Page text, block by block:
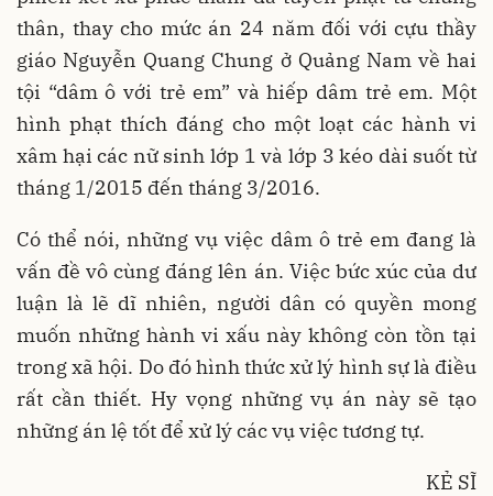
thân, thay cho mức án 24 năm đối với cựu thầy
giáo Nguyễn Quang Chung ở Quảng Nam về hai
tội “dâm ô với trẻ em” và hiếp dâm trẻ em. Một
hình phạt thích đáng cho một loạt các hành vi
xâm hại các nữ sinh lớp 1 và lớp 3 kéo dài suốt từ
tháng 1/2015 đến tháng 3/2016.
Có thể nói, những vụ việc dâm ô trẻ em đang là
vấn đề vô cùng đáng lên án. Việc bức xúc của dư
luận là lẽ dĩ nhiên, người dân có quyền mong
muốn những hành vi xấu này không còn tồn tại
trong xã hội. Do đó hình thức xử lý hình sự là điều
rất cần thiết. Hy vọng những vụ án này sẽ tạo
những án lệ tốt để xử lý các vụ việc tương tự.
KẺ SĨ